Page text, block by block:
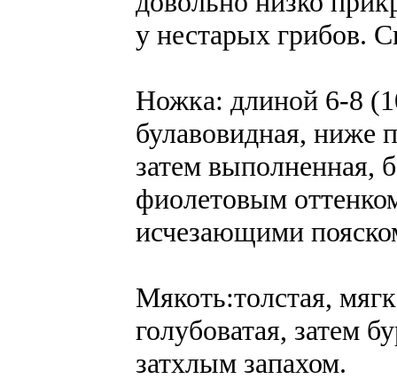
у нестарых грибов.
Ножка: длиной 6-8
булавовидная, ниже
затем выполненная,
фиолетовым
исчезающими
Мякоть:толстая,
голубоватая, затем
затхлым запахом.